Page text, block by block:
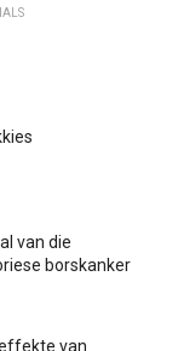
van die
borskanker
van